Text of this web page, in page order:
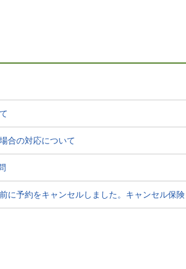
合の対応について
に予約をキャンセルしました。キャンセル保